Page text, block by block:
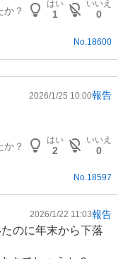
？
はい
1
いいえ
0
No. 18600
2026/1/25 10:00報告
？
はい
2
いいえ
0
No.18597
2026/1/22 11:03報告
のに年末から下落